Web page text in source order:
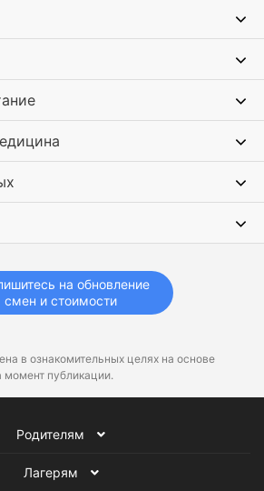
на обновление
смен и стоимости
в ознакомительных целях на основе
момент публикации.
Родителям
Лагерям